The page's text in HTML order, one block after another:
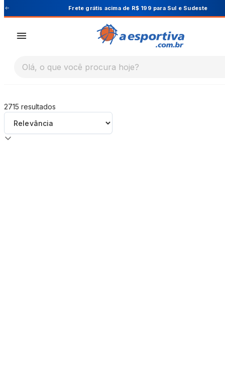
A Esportiva
Sul e Sudeste Cupom PRIMEIRA10
Olá, o que você procura hoje?
2715 resultados